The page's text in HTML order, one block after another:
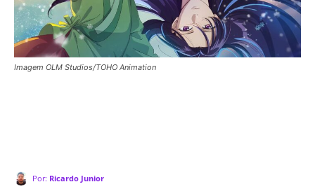
Imagem OLM Studios/TOHO Animation
Por: Ricardo Junior